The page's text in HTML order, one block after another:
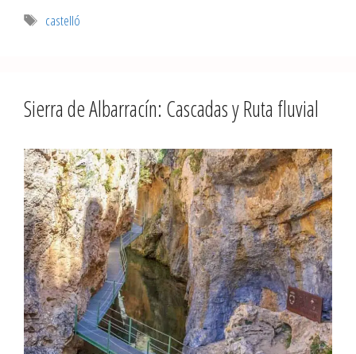
castelló
Sierra de Albarracín: Cascadas y Ruta fluvial